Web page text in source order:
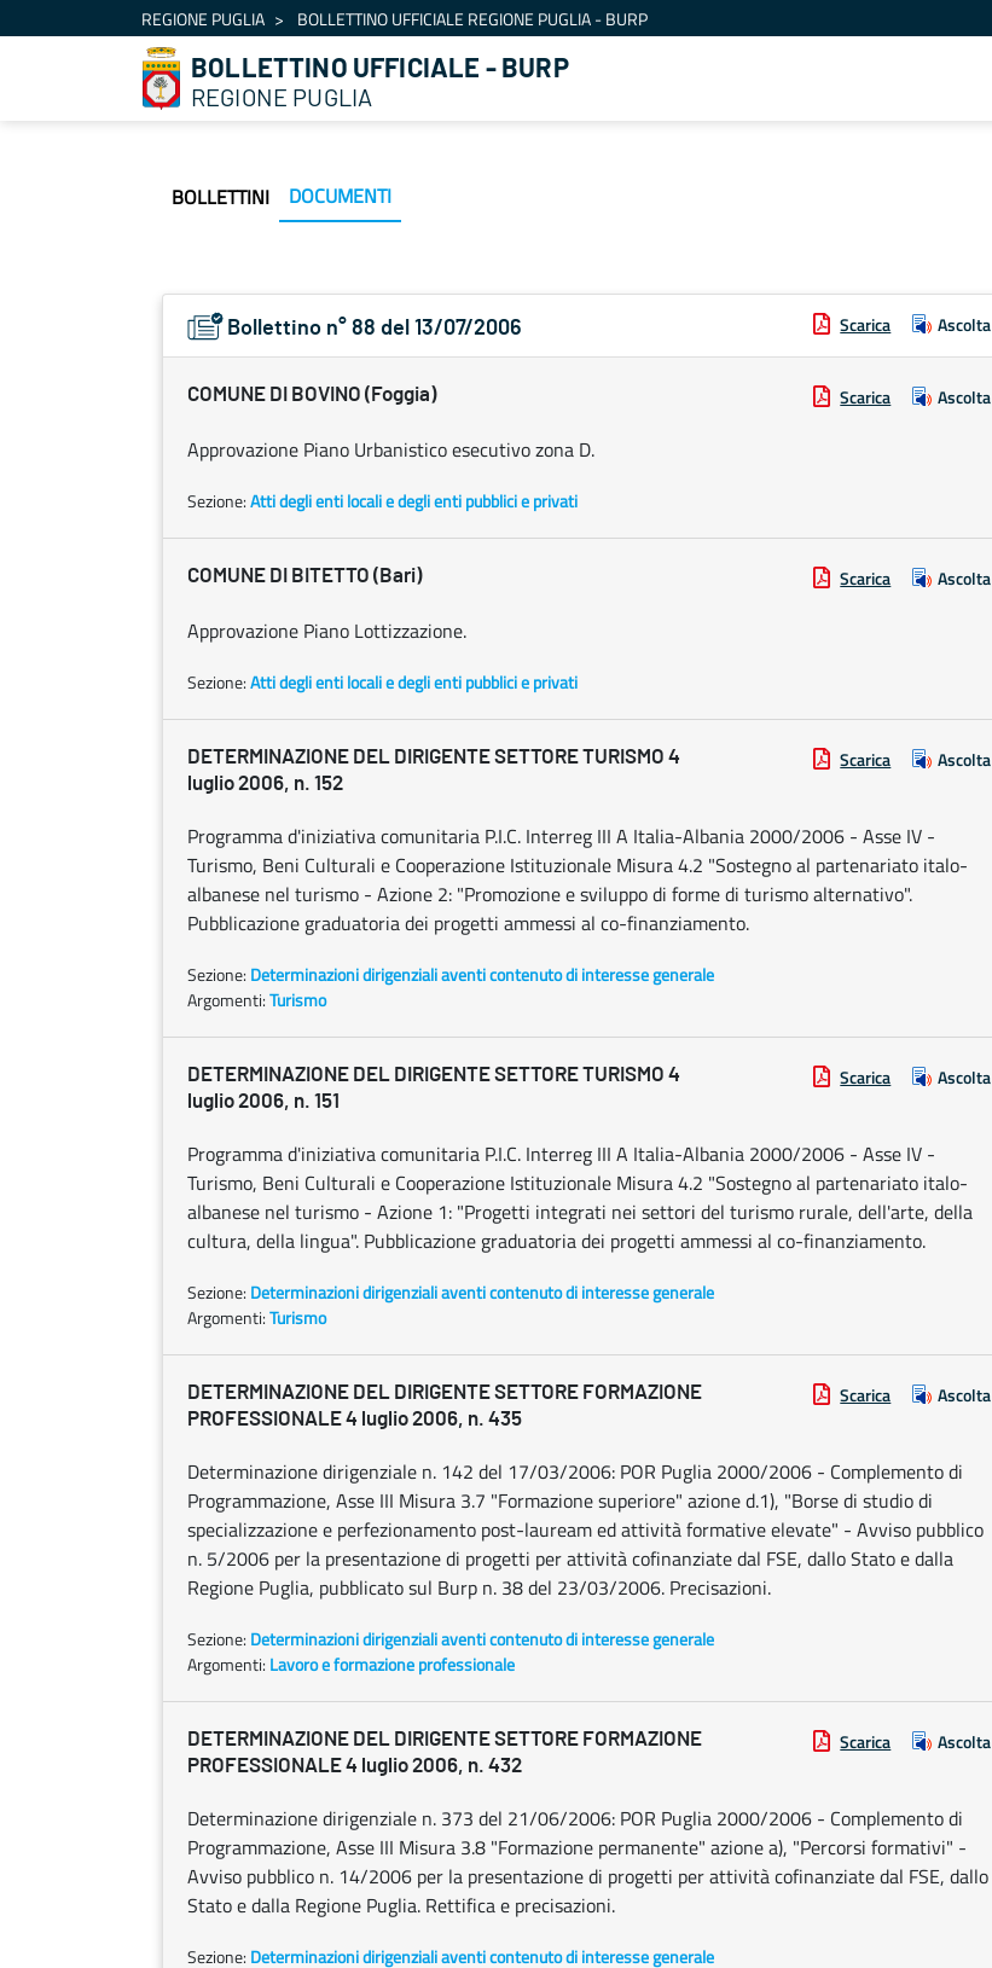
Salta al contenutoREGIONE PUGLIA BOLLETTINO UFFICIALE REGIONE PUGLIA - BURP
BOLLETTINO UFFICIALE - BURP
REGIONE PUGLIA
BOLLETTINI DOCUMENTI
Bollettino n° 88 del 13/07/2006 Scarica Ascolta
COMUNE DI BOVINO (Foggia) Scarica Ascolta
Approvazione Piano Urbanistico esecutivo zona D.
Sezione:Atti degli enti locali e degli enti pubblici e privati
COMUNE DI BITETTO (Bari) Scarica Ascolta
Approvazione Piano Lottizzazione.
Sezione:Atti degli enti locali e degli enti pubblici e privati
DETERMINAZIONE DEL DIRIGENTE SETTORE TURISMO 4
luglio 2006, n. 152
Scarica Ascolta
Programma d'iniziativa comunitaria P.I.C. Interreg III A Italia-Albania 2000/2006 - Asse IV -
Turismo, Beni Culturali e Cooperazione Istituzionale Misura 4.2 "Sostegno al partenariato italo-
albanese nel turismo - Azione 2: "Promozione e sviluppo di forme di turismo alternativo".
Pubblicazione graduatoria dei progetti ammessi al co-finanziamento.
Sezione: Determinazioni dirigenziali aventi contenuto di interesse generale
Argomenti:Turismo
DETERMINAZIONE DEL DIRIGENTE SETTORE TURISMO 4
luglio 2006, n. 151
Scarica Ascolta
Programma d'iniziativa comunitaria P.I.C. Interreg III A Italia-Albania 2000/2006 - Asse IV -
Turismo, Beni Culturali e Cooperazione Istituzionale Misura 4.2 "Sostegno al partenariato italo-
albanese nel turismo - Azione 1: "Progetti integrati nei settori del turismo rurale, dell'arte, della
cultura, della lingua". Pubblicazione graduatoria dei progetti ammessi al co-finanziamento.
Sezione: Determinazioni dirigenziali aventi contenuto di interesse generale
Argomenti:Turismo
DETERMINAZIONE DEL DIRIGENTE SETTORE FORMAZIONE
PROFESSIONALE 4 luglio 2006, n. 435
Scarica Ascolta
Determinazione dirigenziale n. 142 del 17/03/2006: POR Puglia 2000/2006 - Complemento di
Programmazione, Asse III Misura 3.7 "Formazione superiore" azione d.1), "Borse di studio di
specializzazione e perfezionamento post-lauream ed attività formative elevate" - Avviso pubblico
n. 5/2006 per la presentazione di progetti per attività cofinanziate dal FSE, dallo Stato e dalla
Regione Puglia, pubblicato sul Burp n. 38 del 23/03/2006. Precisazioni.
Sezione: Determinazioni dirigenziali aventi contenuto di interesse generale
Argomenti: Lavoro e formazione professionale
DETERMINAZIONE DEL DIRIGENTE SETTORE FORMAZIONE
PROFESSIONALE 4 luglio 2006, n. 432
Scarica Ascolta
Determinazione dirigenziale n. 373 del 21/06/2006: POR Puglia 2000/2006 - Complemento di
Programmazione, Asse III Misura 3.8 "Formazione permanente" azione a), "Percorsi formativi" -
Avviso pubblico n. 14/2006 per la presentazione di progetti per attività cofinanziate dal FSE, dallo
Stato e dalla Regione Puglia. Rettifica e precisazioni.
Sezione: Determinazioni dirigenziali aventi contenuto di interesse generale